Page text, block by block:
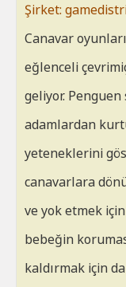
Şirket:
Canavar
eğlenceli
geliyor. Penguen
adamlardan
yeteneklerini
canavarlara
ve yok etmek
bebeğin
kaldırmak için